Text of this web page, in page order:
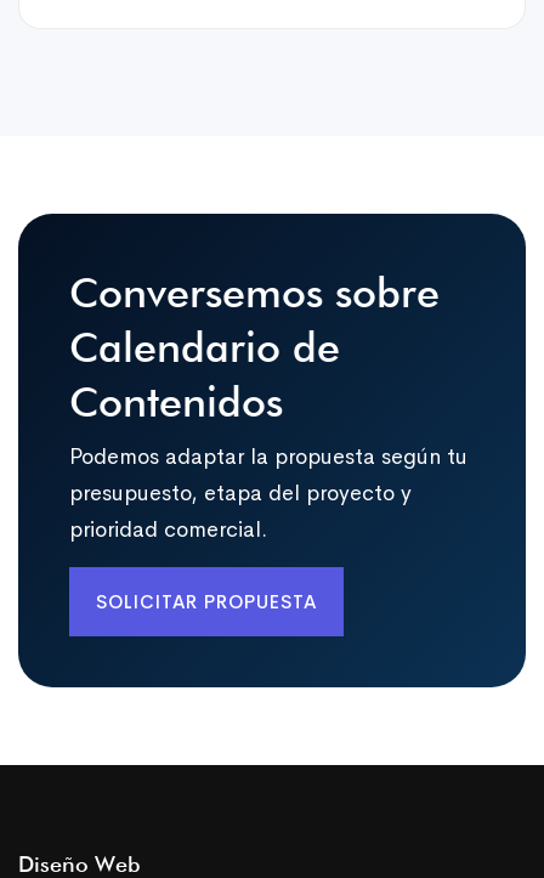
Conversemos sobre
Calendario de
Contenidos
Podemos adaptar la propuesta según tu
presupuesto, etapa del proyecto y
prioridad comercial.
SOLICITAR PROPUESTA
Diseño Web